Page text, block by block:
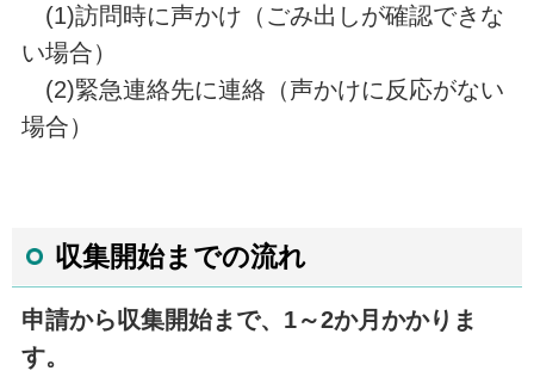
(1)訪問時に声かけ（ごみ出しが確認できな
い場合）
(2)緊急連絡先に連絡（声かけに反応がない
場合）
収集開始までの流れ
申請から収集開始まで、1～2か月かかりま
す。